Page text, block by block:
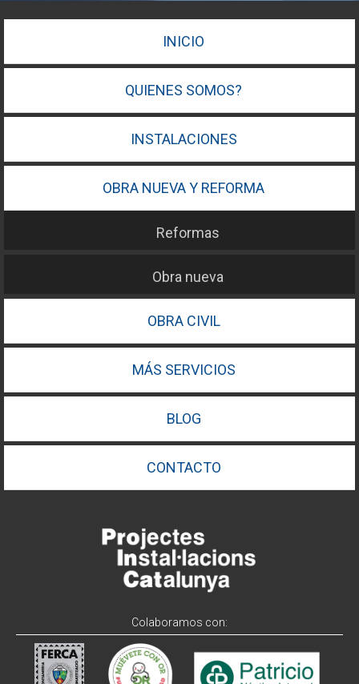
INICIO
QUIENES SOMOS?
INSTALACIONES
OBRA NUEVA Y REFORMA
Reformas
Obra nueva
OBRA CIVIL
MÁS SERVICIOS
BLOG
CONTACTO
Colaboramos con: